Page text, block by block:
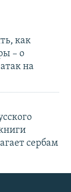
как
– о
на
сербам